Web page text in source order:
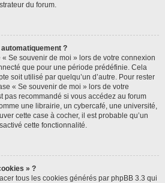
du forum.
?
Se souvenir de moi » lors de votre connexion
que pour une période prédéfinie. Cela
soit utilisé par quelqu’un d’autre. Pour rester
« Se souvenir de moi » lors de votre
pas recommandé si vous accédez au forum
une librairie, un cybercafé, une université,
cette case à cocher, il est probable qu’un
cette fonctionnalité.
» ?
tous les cookies générés par phpBB 3.3 qui